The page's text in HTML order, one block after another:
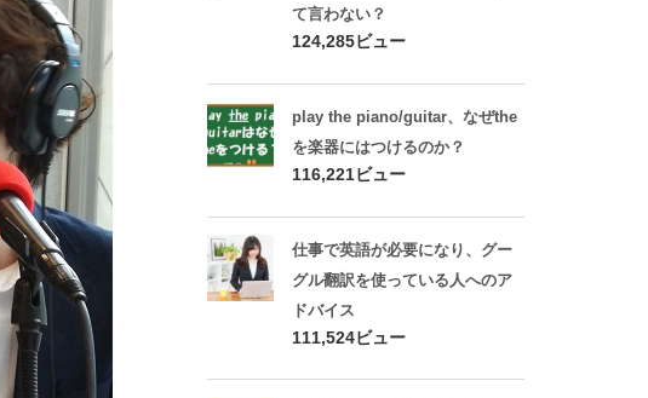
て言わない？
124,285ビュー
play the piano/guitar、なぜthe
を楽器にはつけるのか？
116,221ビュー
仕事で英語が必要になり、グー
グル翻訳を使っている人へのア
ドバイス
111,524ビュー